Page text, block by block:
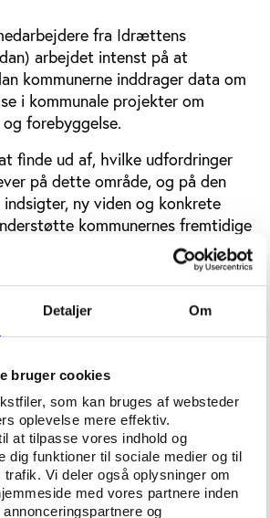
Detaljer Om
bruger cookies
som kan bruges af websteder
oplevelse mere effektiv.
at tilpasse vores indhold og
dig funktioner til sociale medier og til
Vi deler også oplysninger om
med vores partnere inden
og
fra Idrættens
arbejdet intenst på at
kommunerne inddrager data om
i kommunale projekter om
forebyggelse.
finde ud af, hvilke udfordringer
på dette område, og på den
ny viden og konkrete
kommunernes fremtidige
data til at skabe sundhed
i at bruge data mere aktivt
og civilsamfundet på vej
en konference og et visuelt
Forsberg, der er chefanalytiker
projektleder for arbejdet.
af Sundhedsstyrelsen og er
i forbindelse med den